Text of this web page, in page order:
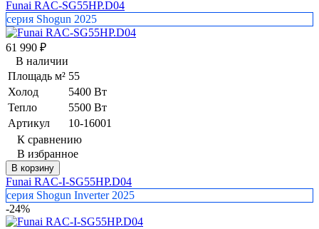
Funai RAC-SG55HP.D04
серия Shogun 2025
61 990 ₽
В наличии
Площадь м² 55
Холод
5400 Вт
Тепло
5500 Вт
Артикул
10-16001
К сравнению
В избранное
В корзину
Funai RAC-I-SG55HP.D04
серия Shogun Inverter 2025
-24%